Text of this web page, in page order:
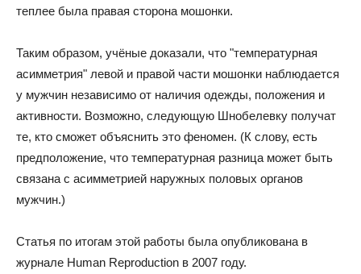
теплее была правая сторона мошонки.
Таким образом, учёные доказали, что "температурная
асимметрия" левой и правой части мошонки наблюдается
у мужчин независимо от наличия одежды, положения и
активности. Возможно, следующую Шнобелевку получат
те, кто сможет объяснить это феномен. (К слову, есть
предположение, что температурная разница может быть
связана с асимметрией наружных половых органов
мужчин.)
Статья по итогам этой работы была опубликована в
журнале Human Reproduction в 2007 году.